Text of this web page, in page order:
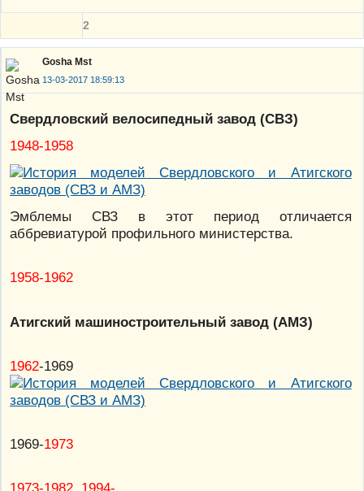
2
Gosha Mst
13-03-2017 18:59:13
Свердловский велосипедный завод (СВЗ)
1948-1958
Эмблемы СВЗ в этот период отличается
аббревиатурой профильного министерства.
1958-1962
Атигский машиностроительный завод (АМЗ)
1962-1969
1969-1973
1973-1982, 1994-...